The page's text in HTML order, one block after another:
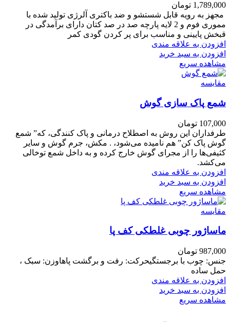
1,789,000 تومان
مجهز به رویه قابل شستشو و ضد باکتری آلرژی تولید شده با
مموری فوم و 2 لایه پارچه صد در صد کتان دارای برآمدگی در
قبخش پایینی و مناسب برای پر کردن گودی کمر
افزودن به علاقه مندی
افزودن به سبد خرید
مشاهده سریع
مقایسه
شمع پاک سازی گوش
107,000 تومان
طرفداران این روش به اصطلاح درمانی و پاک کنندگی، که” شمع
گوش پاک کن” هم نامیده می‌شود، . مکش، جرم گوش و سایر
کثیفی‌ها را از مجرای گوش خارج کرده و به داخل شمع توخالی
می‌کشد.
افزودن به علاقه مندی
افزودن به سبد خرید
مشاهده سریع
مقایسه
ماساژور چوبی غلطکی کف پا
987,000 تومان
جنس: چوب با برجستگیحرکت: رفت و برگشت پاهاوزن: سبک ،
حمل ساده
افزودن به علاقه مندی
افزودن به سبد خرید
مشاهده سریع